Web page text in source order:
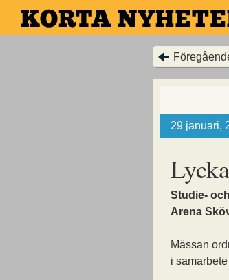
Hoppa
till
29 januari,
Studie-
Arena
Mässan
i